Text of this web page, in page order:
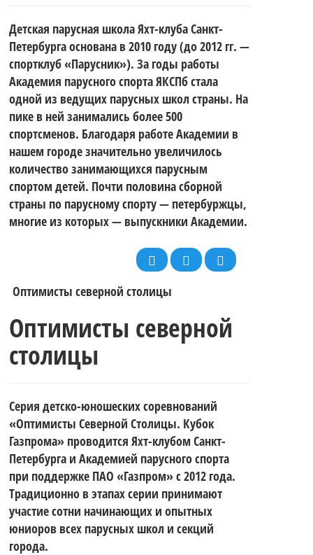
Детская парусная школа Яхт-клуба Санкт-
Петербурга основана в 2010 году (до 2012 гг. —
спортклуб «Парусник»). За годы работы
Академия парусного спорта ЯКСПб стала
одной из ведущих парусных школ страны. На
пике в ней занимались более 500
спортсменов. Благодаря работе Академии в
нашем городе значительно увеличилось
количество занимающихся парусным
спортом детей. Почти половина сборной
страны по парусному спорту — петербуржцы,
многие из которых — выпускники Академии.
Оптимисты северной столицы
Оптимисты северной
столицы
Серия детско-юношеских соревнований
«Оптимисты Северной Столицы. Кубок
Газпрома» проводится Яхт-клубом Санкт-
Петербурга и Академией парусного спорта
при поддержке ПАО «Газпром» с 2012 года.
Традиционно в этапах серии принимают
участие сотни начинающих и опытных
юниоров всех парусных школ и секций
города.